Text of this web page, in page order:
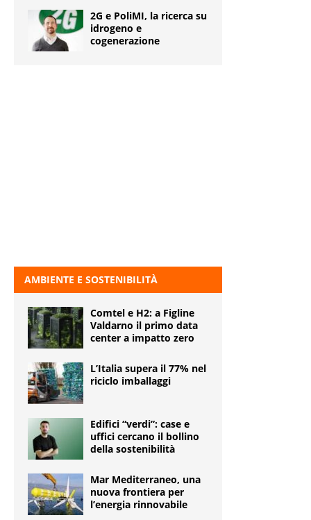
2G e PoliMI, la ricerca su
idrogeno e
cogenerazione
AMBIENTE E SOSTENIBILITÀ
Comtel e H2: a Figline
Valdarno il primo data
center a impatto zero
L’Italia supera il 77% nel
riciclo imballaggi
Edifici “verdi”: case e
uffici cercano il bollino
della sostenibilità
Mar Mediterraneo, una
nuova frontiera per
l’energia rinnovabile